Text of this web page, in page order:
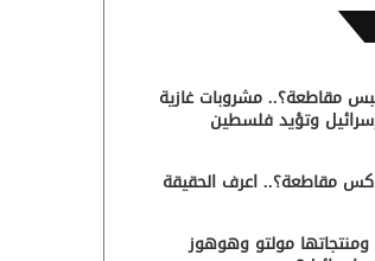
مقاطعة؟.. مشروبات غازية
وتؤيد فلسطين
مقاطعة؟.. اعرف الحقيقة
مولتو وهوهوز